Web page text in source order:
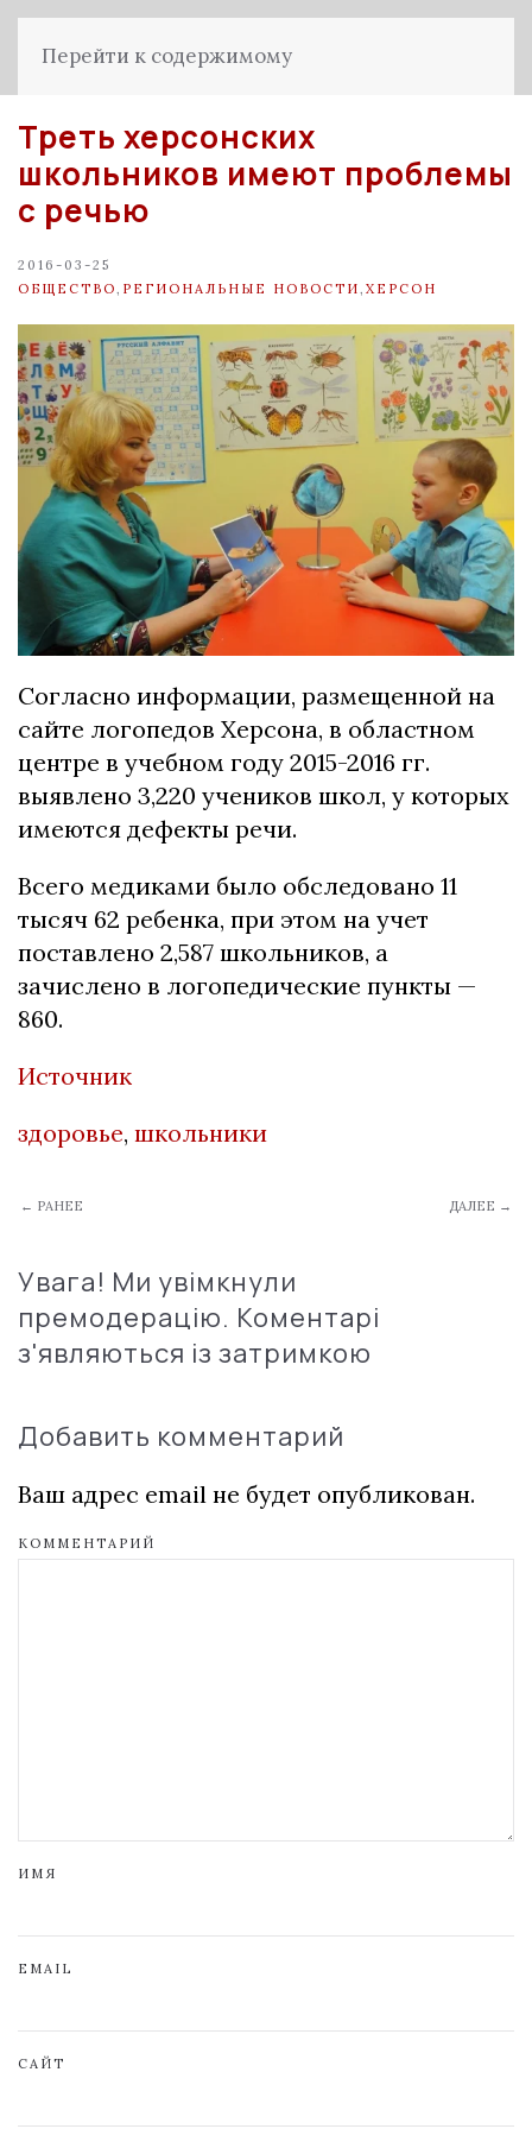
Перейти к содержимому
Треть херсонских
школьников имеют проблемы
с речью
2016-03-25
ОБЩЕСТВО РЕГИОНАЛЬНЫЕ НОВОСТИ ХЕРСОН
Согласно информации, размещенной на
сайте логопедов Херсона, в областном
центре в учебном году 2015-2016 гг.
выявлено 3,220 учеников школ, у которых
имеются дефекты речи.
Всего медиками было обследовано 11
тысяч 62 ребенка, при этом на учет
поставлено 2,587 школьников, а
зачислено в логопедические пункты —
860.
Источник
здоровье, школьники
← РАНЕЕ ДАЛЕЕ →
Увага! Ми увімкнули
премодерацію. Коментарі
з'являються із затримкою
Добавить комментарий
Ваш адрес email не будет опубликован.
КОММЕНТАРИЙ
ИМЯ
EMAIL
САЙТ